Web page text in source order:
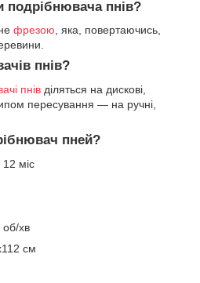
подрібнювача пнів?
фрезою, яка, повертаючись,
пнів?
пнів діляться на дискові,
пересування — на ручні,
пней?
12 міс
об/хв
см